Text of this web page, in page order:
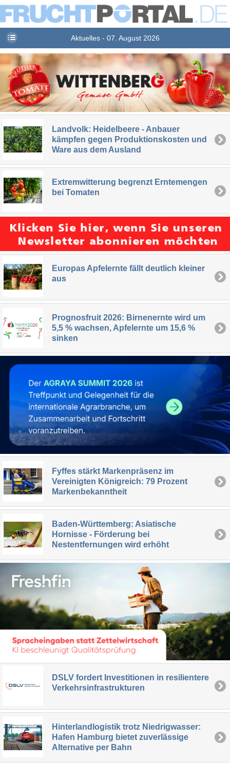
Aktuelles - 07. August 2026
Landvolk: Heidelbeere - Anbauer
kämpfen gegen Produktionskosten und
Ware aus dem Ausland
Extremwitterung begrenzt Erntemengen
bei Tomaten
Europas Apfelernte fällt deutlich kleiner
aus
Prognosfruit 2026: Birnenernte wird um
5,5 % wachsen, Apfelernte um 15,6 %
sinken
Fyffes stärkt Markenpräsenz im
Vereinigten Königreich: 79 Prozent
Markenbekanntheit
Baden-Württemberg: Asiatische
Hornisse - Förderung bei
Nestentfernungen wird erhöht
DSLV fordert Investitionen in resilientere
Verkehrsinfrastrukturen
Hinterlandlogistik trotz Niedrigwasser:
Hafen Hamburg bietet zuverlässige
Alternative per Bahn